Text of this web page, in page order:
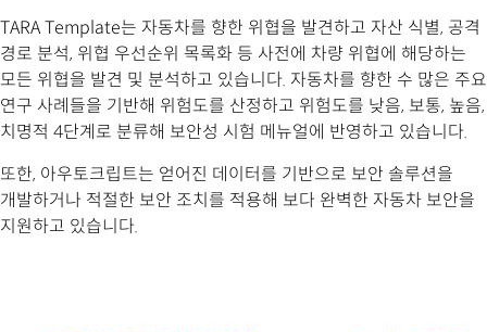
TARA Template는 자동차를 향한 위협을 발견하고 자산 식별, 공격
경로 분석, 위협 우선순위 목록화 등 사전에 차량 위협에 해당하는
모든 위협을 발견 및 분석하고 있습니다. 자동차를 향한 수 많은 주요
연구 사례들을 기반해 위험도를 산정하고 위험도를 낮음, 보통, 높음,
치명적 4단계로 분류해 보안성 시험 메뉴얼에 반영하고 있습니다.
또한, 아우토크립트는 얻어진 데이터를 기반으로 보안 솔루션을
개발하거나 적절한 보안 조치를 적용해 보다 완벽한 자동차 보안을
지원하고 있습니다.